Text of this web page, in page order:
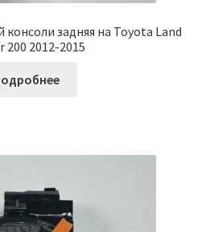
задняя на Toyota Land
200 2012-2015